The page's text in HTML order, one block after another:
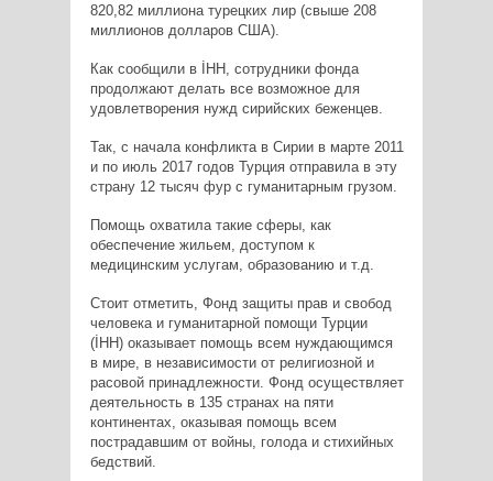
820,82 миллиона турецких лир (свыше 208
миллионов долларов США).
Как сообщили в İHH, сотрудники фонда
продолжают делать все возможное для
удовлетворения нужд сирийских беженцев.
Так, с начала конфликта в Сирии в марте 2011
и по июль 2017 годов Турция отправила в эту
страну 12 тысяч фур с гуманитарным грузом.
Помощь охватила такие сферы, как
обеспечение жильем, доступом к
медицинским услугам, образованию и т.д.
Стоит отметить, Фонд защиты прав и свобод
человека и гуманитарной помощи Турции
(İHH) оказывает помощь всем нуждающимся
в мире, в независимости от религиозной и
расовой принадлежности. Фонд осуществляет
деятельность в 135 странах на пяти
континентах, оказывая помощь всем
пострадавшим от войны, голода и стихийных
бедствий.